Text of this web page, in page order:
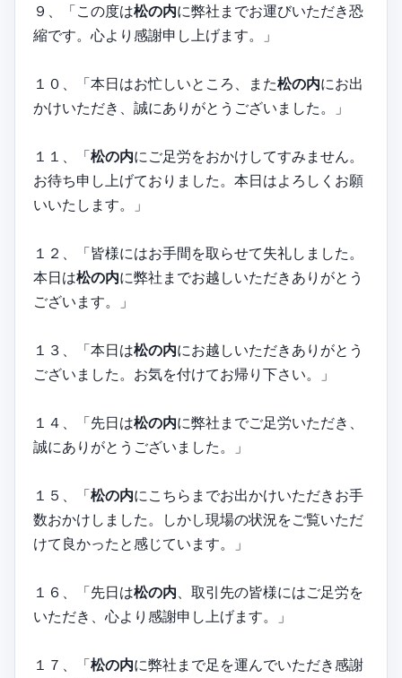
９、「この度は松の内に弊社までお運びいただき恐
縮です。心より感謝申し上げます。」
１０、「本日はお忙しいところ、また松の内にお出
かけいただき、誠にありがとうございました。」
１１、「松の内にご足労をおかけしてすみません。
お待ち申し上げておりました。本日はよろしくお願
いいたします。」
１２、「皆様にはお手間を取らせて失礼しました。
本日は松の内に弊社までお越しいただきありがとう
ございます。」
１３、「本日は松の内にお越しいただきありがとう
ございました。お気を付けてお帰り下さい。」
１４、「先日は松の内に弊社までご足労いただき、
誠にありがとうございました。」
１５、「松の内にこちらまでお出かけいただきお手
数おかけしました。しかし現場の状況をご覧いただ
けて良かったと感じています。」
１６、「先日は松の内 、取引先の皆様にはご足労を
いただき、心より感謝申し上げます。」
１７、「松の内に弊社まで足を運んでいただき感謝